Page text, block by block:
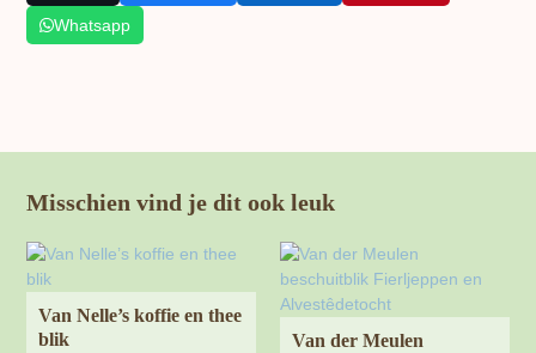
Whatsapp
Misschien vind je dit ook leuk
Van Nelle’s koffie en thee
blik
Van der Meulen